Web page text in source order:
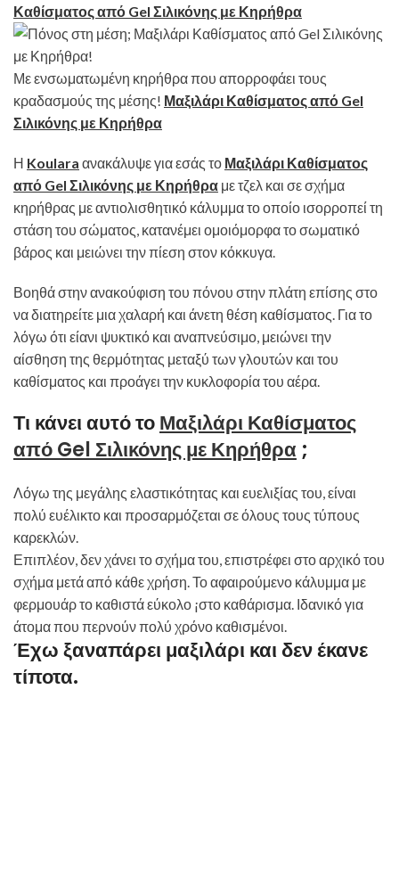
Καθίσματος από Gel Σιλικόνης με Κηρήθρα
Με ενσωματωμένη κηρήθρα που απορροφάει τους
κραδασμούς της μέσης! Μαξιλάρι Καθίσματος από Gel
Σιλικόνης με Κηρήθρα
Η Koulara ανακάλυψε για εσάς το Μαξιλάρι Καθίσματος
από Gel Σιλικόνης με Κηρήθρα με τζελ και σε σχήμα
κηρήθρας με αντιολισθητικό κάλυμμα το οποίο ισορροπεί τη
στάση του σώματος, κατανέμει ομοιόμορφα το σωματικό
βάρος και μειώνει την πίεση στον κόκκυγα.
Βοηθά στην ανακούφιση του πόνου στην πλάτη επίσης στο
να διατηρείτε μια χαλαρή και άνετη θέση καθίσματος. Για το
λόγω ότι είανι ψυκτικό και αναπνεύσιμο, μειώνει την
αίσθηση της θερμότητας μεταξύ των γλουτών και του
καθίσματος και προάγει την κυκλοφορία του αέρα.
Τι κάνει αυτό τοΜαξιλάρι Καθίσματος
από Gel Σιλικόνης με Κηρήθρα ;
Λόγω της μεγάλης ελαστικότητας και ευελιξίας του, είναι
πολύ ευέλικτο και προσαρμόζεται σε όλους τους τύπους
καρεκλών.
Επιπλέον, δεν χάνει το σχήμα του, επιστρέφει στο αρχικό του
σχήμα μετά από κάθε χρήση. Το αφαιρούμενο κάλυμμα με
φερμουάρ το καθιστά εύκολο ¡στο καθάρισμα. Ιδανικό για
άτομα που περνούν πολύ χρόνο καθισμένοι.
Έχω ξαναπάρει μαξιλάρι και δεν έκανε
τίποτα.